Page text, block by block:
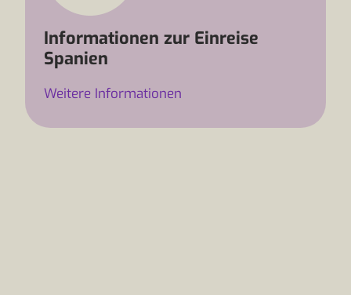
Informationen zur Einreise
Spanien
Weitere Informationen